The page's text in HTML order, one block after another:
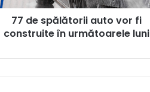
77 de spălătorii auto vor fi
construite în următoarele luni